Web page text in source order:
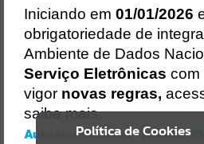
Resultados para""
PortaisPolítica de Cookies
Iniciando em 01/01/2026
obrigatoriedade de
Ambiente de Dados
Serviço Eletrônicas com
vigor novas regras,
saiba mais.
Autoatendimento - MUNICIPIO
Gerenciamento do Sistema
Ocorreu um erro de script:
Uncaught SyntaxError: Unexpected
https://guaraciaba.atende.net/
41fea.js?v=83d4f602:47
Verificar Mais Detalhes